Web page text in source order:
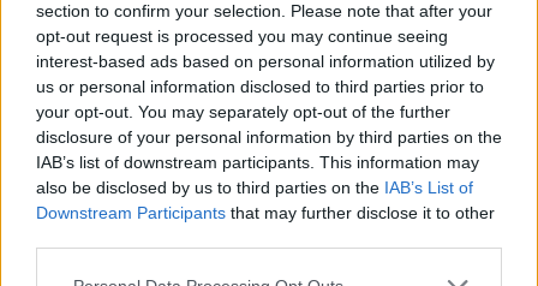
section to confirm your selection. Please note that after your
opt-out request is processed you may continue seeing
interest-based ads based on personal information utilized by
us or personal information disclosed to third parties prior to
your opt-out. You may separately opt-out of the further
disclosure of your personal information by third parties on the
IAB’s list of downstream participants. This information may
also be disclosed by us to third parties on the IAB’s List of
Downstream Participants that may further disclose it to other
Murati vë në dyshim qëndrimin
e opozitës për afatet
kushtetuese: Pse heshtën
atëherë e flasin tani?